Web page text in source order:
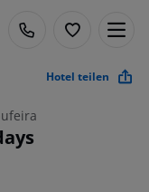
Hotel teilen